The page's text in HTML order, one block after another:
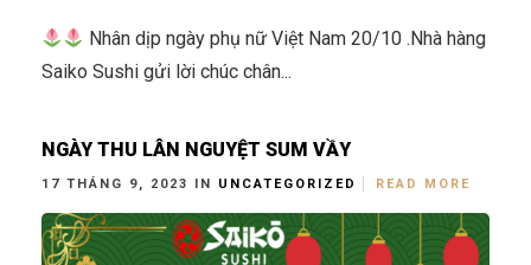
Nhân dịp ngày phụ nữ Việt Nam 20/10 .Nhà hàng
Saiko Sushi gửi lời chúc chân...
NGÀY THU LÂN NGUYỆT SUM VẦY
17 THÁNG 9, 2023 IN UNCATEGORIZED READ MORE